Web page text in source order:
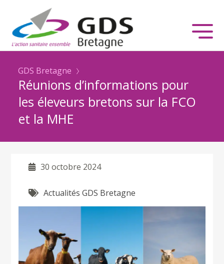
GDS Bretagne
Réunions d’informations pour
les éleveurs bretons sur la FCO
et la MHE
30 octobre 2024
Actualités GDS Bretagne